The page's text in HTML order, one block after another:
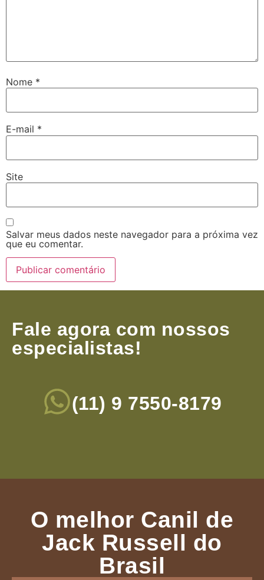
Nome *
E-mail *
Site
Salvar meus dados neste navegador para a próxima vez
que eu comentar.
Fale agora com nossos
especialistas!
(11) 9 7550-8179
O melhor Canil de
Jack Russell do
Brasil